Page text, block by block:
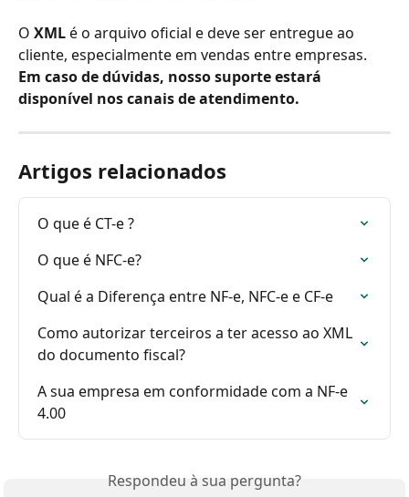
O XML é o arquivo oficial e deve ser entregue ao
cliente, especialmente em vendas entre empresas.
Em caso de dúvidas, nosso suporte estará
disponível nos canais de atendimento.
Artigos relacionados
O que é CT-e ?
O que é NFC-e?
Qual é a Diferença entre NF-e, NFC-e e CF-e
Como autorizar terceiros a ter acesso ao XML
do documento fiscal?
A sua empresa em conformidade com a NF-e
4.00
Respondeu à sua pergunta?